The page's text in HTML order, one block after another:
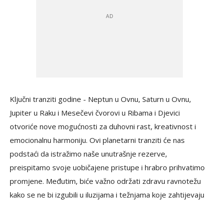
Ključni tranziti godine - Neptun u Ovnu, Saturn u Ovnu,
Jupiter u Raku i Mesečevi čvorovi u Ribama i Djevici
otvoriće nove mogućnosti za duhovni rast, kreativnost i
emocionalnu harmoniju. Ovi planetarni tranziti će nas
podstaći da istražimo naše unutrašnje rezerve,
preispitamo svoje uobičajene pristupe i hrabro prihvatimo
promjene. Međutim, biće važno održati zdravu ravnotežu
kako se ne bi izgubili u iluzijama i težnjama koje zahtijevaju